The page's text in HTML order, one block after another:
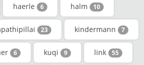
haerle 6 halm 10
23 kindermann 7
6 kuqi 9 link 55